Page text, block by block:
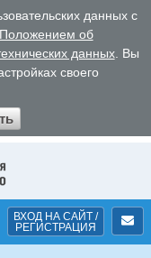
данных с
Положением об
данных. Вы
своего
ВХОД НА САЙТ /
РЕГИСТРАЦИЯ